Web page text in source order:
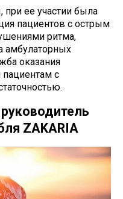
ее участии была
пациентов с острым
ритма,
амбулаторных
оказания
с
ZAKARIA